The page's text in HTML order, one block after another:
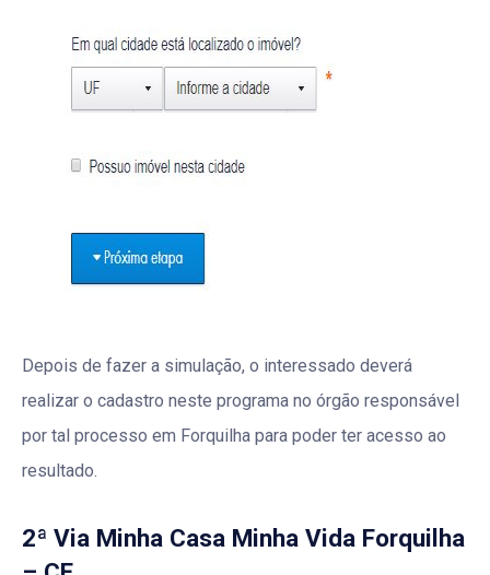
Depois de fazer a simulação, o interessado deverá
realizar o cadastro neste programa no órgão responsável
por tal processo em Forquilha para poder ter acesso ao
resultado.
2ª Via Minha Casa Minha Vida Forquilha